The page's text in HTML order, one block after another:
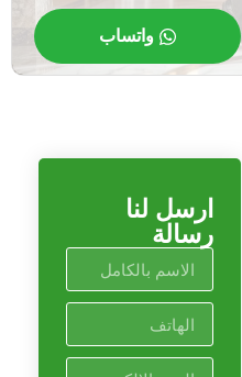
واتساب
ارسل لنا
رسالة